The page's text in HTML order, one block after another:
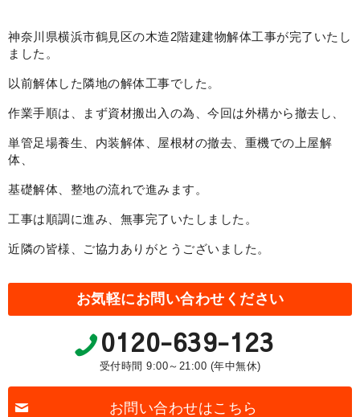
神奈川県横浜市鶴見区の木造2階建建物解体工事が完了いたし
ました。
以前解体した隣地の解体工事でした。
作業手順は、まず資材搬出入の為、今回は外構から撤去し、
単管足場養生、内装解体、屋根材の撤去、重機での上屋解
体、
基礎解体、整地の流れで進みます。
工事は順調に進み、無事完了いたしました。
近隣の皆様、ご協力ありがとうございました。
お気軽にお問い合わせください
0120-639-123
受付時間 9:00～21:00 (年中無休)
お問い合わせはこちら